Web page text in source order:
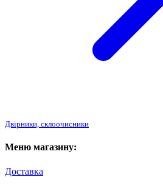
Двірники, склоочисники
Меню магазину:
Доставка